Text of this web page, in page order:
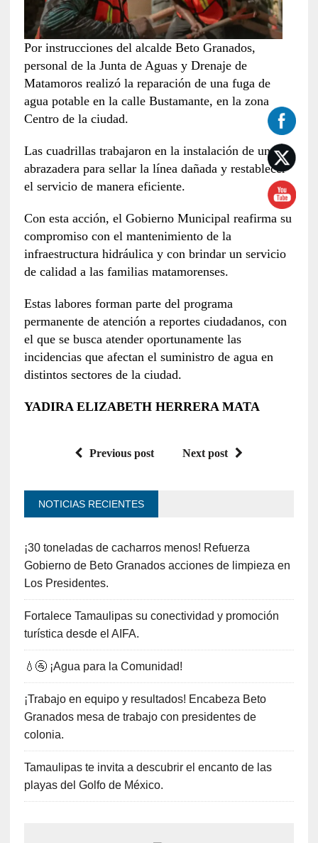
Por instrucciones del alcalde Beto Granados,
personal de la Junta de Aguas y Drenaje de
Matamoros realizó la reparación de una fuga de
agua potable en la calle Bustamante, en la zona
Centro de la ciudad.
Las cuadrillas trabajaron en la instalación de una
abrazadera para sellar la línea dañada y restablecer
el servicio de manera eficiente.
Con esta acción, el Gobierno Municipal reafirma su
compromiso con el mantenimiento de la
infraestructura hidráulica y con brindar un servicio
de calidad a las familias matamorenses.
Estas labores forman parte del programa
permanente de atención a reportes ciudadanos, con
el que se busca atender oportunamente las
incidencias que afectan el suministro de agua en
distintos sectores de la ciudad.
YADIRA ELIZABETH HERRERA MATA
Previous post Next post
NOTICIAS RECIENTES
¡30 toneladas de cacharros menos! Refuerza
Gobierno de Beto Granados acciones de limpieza en
Los Presidentes.
Fortalece Tamaulipas su conectividad y promoción
turística desde el AIFA.
💧🚰 ¡Agua para la Comunidad!
¡Trabajo en equipo y resultados! Encabeza Beto
Granados mesa de trabajo con presidentes de
colonia.
Tamaulipas te invita a descubrir el encanto de las
playas del Golfo de México.